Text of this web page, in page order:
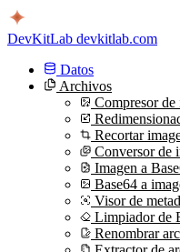
DevKitLab devkitlab.com
Datos
Archivos
Compresor de
Recortar
Conversor de
Imagen a
Base64 a
Visor de
Limpiador de
Renombrar